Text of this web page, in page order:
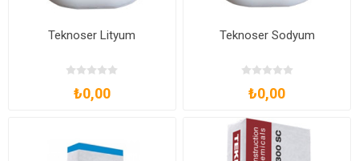
Teknoser Lityum
₺0,00
Teknoser Sodyum
₺0,00